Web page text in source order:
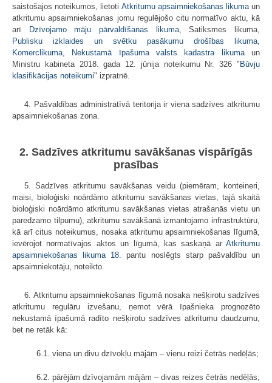
saistošajos noteikumos, lietoti Atkritumu apsaimniekošanas likumaun
atkritumu apsaimniekošanas jomu regulējošo citu normatīvo aktu, kā
arī Dzīvojamo māju pārvaldīšanas likuma, Satiksmes likuma,
Publisku izklaides un svētku pasākumu drošības likuma
Komerclikuma
Nekustamā īpašuma valsts kadastra likumaun
Ministru kabineta 2018. gada 12. jūnija noteikumu Nr. 326 "Būvju
klasifikācijas noteikumi" izpratnē.
4. Pašvaldības administratīvā teritorija ir viena sadzīves atkritumu
apsaimniekošanas zona.
2. Sadzīves atkritumu savākšanas vispārīgās
prasības
5. Sadzīves atkritumu savākšanas veidu (piemēram, konteineri,
maisi, bioloģiski noārdāmo atkritumu savākšanas vietas, tajā skaitā
bioloģiski noārdāmo atkritumu savākšanas vietas atrašanās vietu un
paredzamo tilpumu), atkritumu savākšanā izmantojamo infrastruktūru,
kā arī citus noteikumus, nosaka atkritumu apsaimniekošanas līgumā,
ievērojot normatīvajos aktos un līgumā, kas saskaņā ar Atkritumu
apsaimniekošanas likuma 18. pantu noslēgts starp pašvaldību un
apsaimniekotāju, noteikto.
6. Atkritumu apsaimniekošanas līgumā nosaka nešķirotu sadzīves
atkritumu regulāru izvešanu, ņemot vērā īpašnieka prognozēto
nekustamā īpašumā radīto nešķirotu sadzīves atkritumu daudzumu,
bet ne retāk kā:
6.1. viena un divu dzīvokļu mājām – vienu reizi četrās nedēļās;
6.2. pārējām dzīvojamām mājām – divas reizes četrās nedēļās;